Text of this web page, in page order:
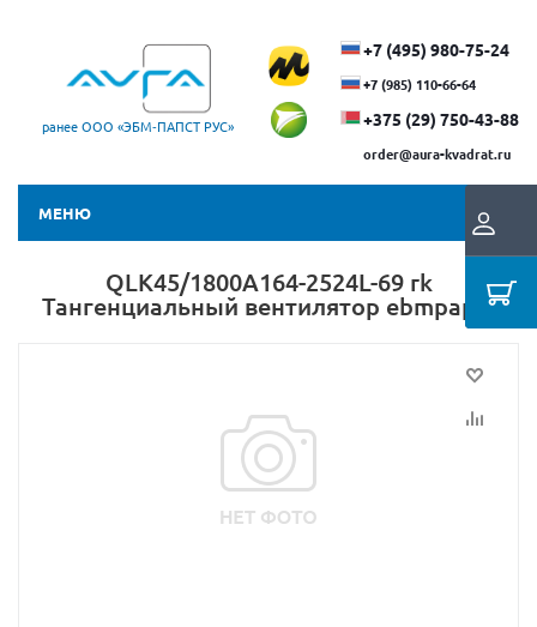
ранее ООО «ЭБМ‑ПАПСТ РУС»
+7 (495) 980-75-24
+7 (985) 110-66-64
+375 (29) ​750-43-88
order@aura-kvadrat.ru
МЕНЮ
QLK45/1800A164-2524L-69 rk
Тангенциальный вентилятор ebmpapst